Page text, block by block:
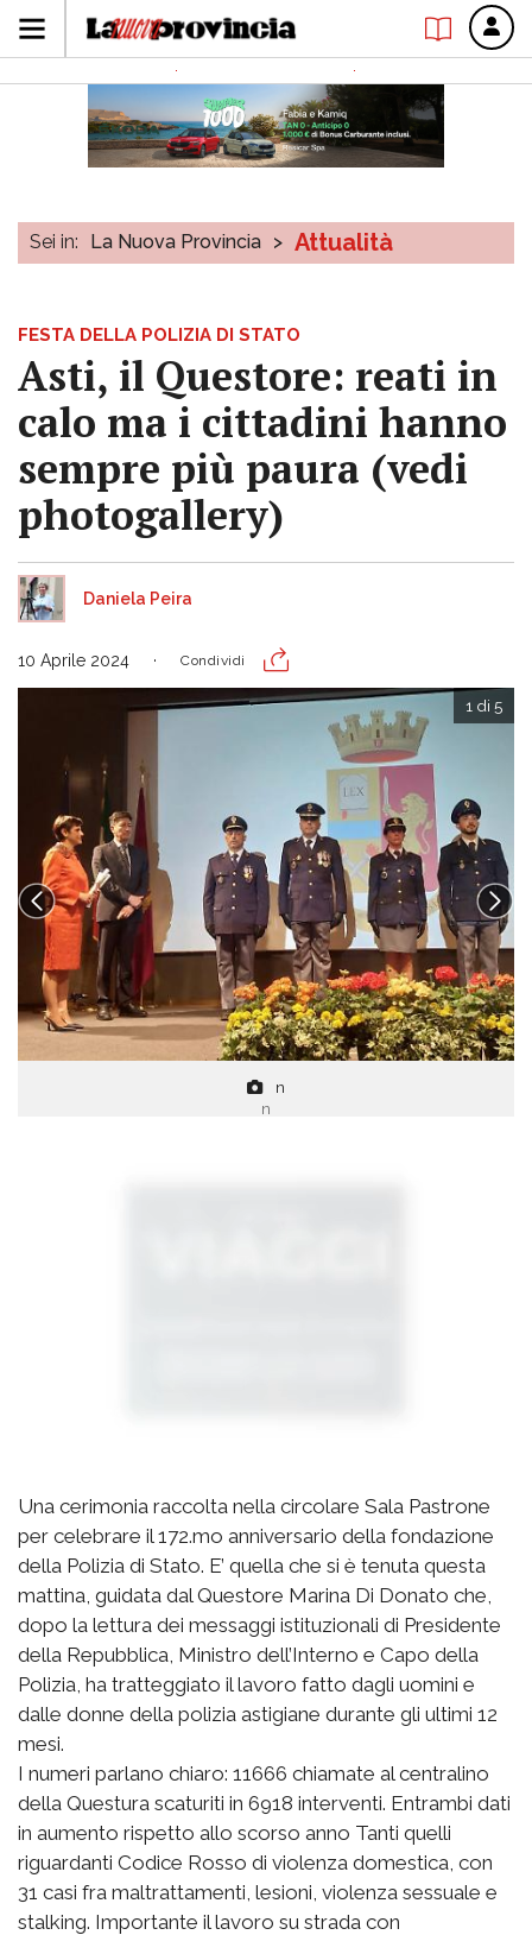
Sei in: La Nuova Provincia > Attualità
FESTA DELLA POLIZIA DI STATO
Asti, il Questore: reati in
calo ma i cittadini hanno
sempre più paura (vedi
photogallery)
Daniela Peira
10 Aprile 2024 Condividi
n
n
1 di 5
Una cerimonia raccolta nella circolare Sala Pastrone
per celebrare il 172.mo anniversario della fondazione
della Polizia di Stato. E’ quella che si è tenuta questa
mattina, guidata dal Questore Marina Di Donato che,
dopo la lettura dei messaggi istituzionali di Presidente
della Repubblica, Ministro dell’Interno e Capo della
Polizia, ha tratteggiato il lavoro fatto dagli uomini e
dalle donne della polizia astigiane durante gli ultimi 12
mesi.
I numeri parlano chiaro: 11666 chiamate al centralino
della Questura scaturiti in 6918 interventi. Entrambi dati
in aumento rispetto allo scorso anno Tanti quelli
riguardanti Codice Rosso di violenza domestica, con
31 casi fra maltrattamenti, lesioni, violenza sessuale e
stalking. Importante il lavoro su strada con